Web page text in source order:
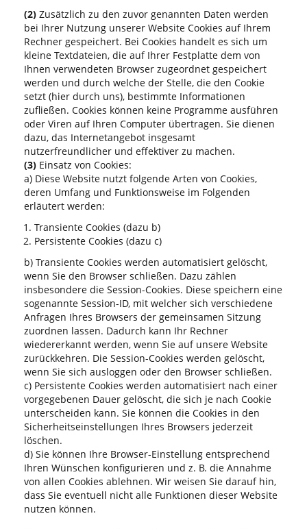
(2) Zusätzlich zu den zuvor genannten Daten werden
bei Ihrer Nutzung unserer Website Cookies auf Ihrem
Rechner gespeichert. Bei Cookies handelt es sich um
kleine Textdateien, die auf Ihrer Festplatte dem von
Ihnen verwendeten Browser zugeordnet gespeichert
werden und durch welche der Stelle, die den Cookie
setzt (hier durch uns), bestimmte Informationen
zufließen. Cookies können keine Programme ausführen
oder Viren auf Ihren Computer übertragen. Sie dienen
dazu, das Internetangebot insgesamt
nutzerfreundlicher und effektiver zu machen.
(3) Einsatz von Cookies:
a) Diese Website nutzt folgende Arten von Cookies,
deren Umfang und Funktionsweise im Folgenden
erläutert werden:
Transiente Cookies (dazu b)
Persistente Cookies (dazu c)
b) Transiente Cookies werden automatisiert gelöscht,
wenn Sie den Browser schließen. Dazu zählen
insbesondere die Session-Cookies. Diese speichern eine
sogenannte Session-ID, mit welcher sich verschiedene
Anfragen Ihres Browsers der gemeinsamen Sitzung
zuordnen lassen. Dadurch kann Ihr Rechner
wiedererkannt werden, wenn Sie auf unsere Website
zurückkehren. Die Session-Cookies werden gelöscht,
wenn Sie sich ausloggen oder den Browser schließen.
c) Persistente Cookies werden automatisiert nach einer
vorgegebenen Dauer gelöscht, die sich je nach Cookie
unterscheiden kann. Sie können die Cookies in den
Sicherheitseinstellungen Ihres Browsers jederzeit
löschen.
d) Sie können Ihre Browser-Einstellung entsprechend
Ihren Wünschen konfigurieren und z. B. die Annahme
von allen Cookies ablehnen. Wir weisen Sie darauf hin,
dass Sie eventuell nicht alle Funktionen dieser Website
nutzen können.